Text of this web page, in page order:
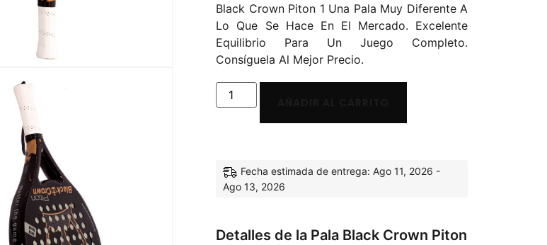
Black Crown Piton 1 Una Pala Muy Diferente A
Lo Que Se Hace En El Mercado. Excelente
Equilibrio Para Un Juego Completo.
Consíguela Al Mejor Precio.
Fecha estimada de entrega: Ago 11, 2026 -
Ago 13, 2026
Detalles de la Pala Black Crown Piton